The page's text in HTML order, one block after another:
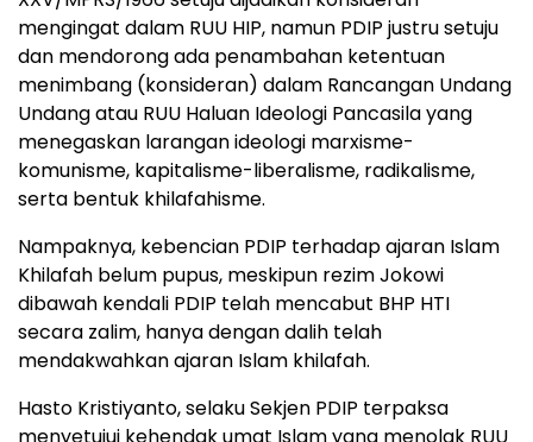
mengingat dalam RUU HIP, namun PDIP justru setuju
dan mendorong ada penambahan ketentuan
menimbang (konsideran) dalam Rancangan Undang
Undang atau RUU Haluan Ideologi Pancasila yang
menegaskan larangan ideologi marxisme-
komunisme, kapitalisme-liberalisme, radikalisme,
serta bentuk khilafahisme.
Nampaknya, kebencian PDIP terhadap ajaran Islam
Khilafah belum pupus, meskipun rezim Jokowi
dibawah kendali PDIP telah mencabut BHP HTI
secara zalim, hanya dengan dalih telah
mendakwahkan ajaran Islam khilafah.
Hasto Kristiyanto, selaku Sekjen PDIP terpaksa